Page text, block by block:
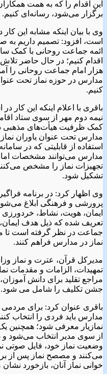
این اقدام را که به همت
برگزار می‌شود، رسانه‌ای کنیم.
وی با بیان اینکه مشابه این
است، افزود: تصمیم داریم
ائمه جماعت روحانی با کمک
هزار امام جماعت روحانی را
مدارس در حوزه نماز تحت
کنیم.
باقری با اعلام اینکه این
نیمه دوم مهر از سوی ستاد
کمک ظرفیت هیأت‌های مذهبی
مدارس تحت عنوان یاوران نماز
استفاده از قابلیتی که در
مدارس می‌توانند مشخصات
تجهیزات نماز را مشخص
تشکیل شود.
وی اظهار کرد: در برنامه
ایمان، هویت، نشاط، خردورزی
تعریف شده که ذیل هدف
جماعت در نظر گرفته است تا
نماز در مدارس فراهم کنند.
مدیرکل قرآن، عترت و نماز
تمهیدات، الزامات و مقدمات
مراجع تقلید برای دانش
جشن تکلیف را شامل می شود.
باقری عنوان کرد: برای
مدارس باید فردی را انتخاب
نمازیار معرفی شود؛ همچنین
از سوی مدیر انتخاب می‌شود و
وضعیت نماز خود، فایل صوتی
می‌کنند و مصصح نماز پس از
خوانی نماز آنان، بازخورد